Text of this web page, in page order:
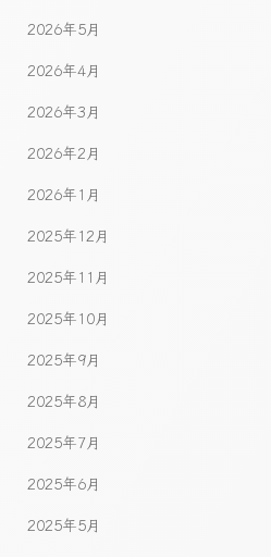
2026年5月
2026年4月
2026年3月
2026年2月
2026年1月
2025年12月
2025年11月
2025年10月
2025年9月
2025年8月
2025年7月
2025年6月
2025年5月